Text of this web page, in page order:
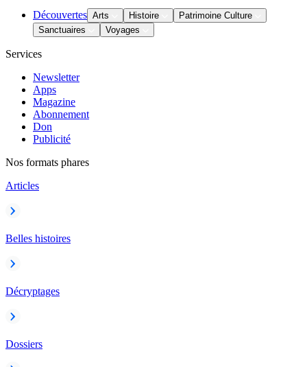
Découvertes Arts Histoire
Patrimoine Culture
Sanctuaires
Voyages
Services
Newsletter
Apps
Magazine
Abonnement
Don
Publicité
Nos formats phares
Articles
Belles histoires
Décryptages
Dossiers